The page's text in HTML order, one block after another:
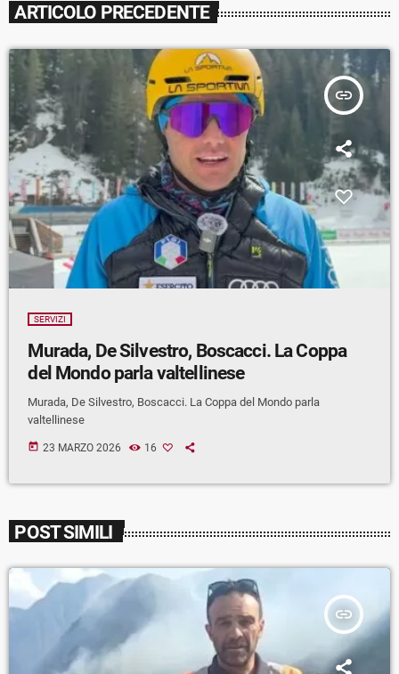
ARTICOLO PRECEDENTE
insert_link
SERVIZI
Murada, De Silvestro, Boscacci. La Coppa
del Mondo parla valtellinese
Murada, De Silvestro, Boscacci. La Coppa del Mondo parla
valtellinese
today 23 MARZO 2026 16
POST SIMILI
insert_link